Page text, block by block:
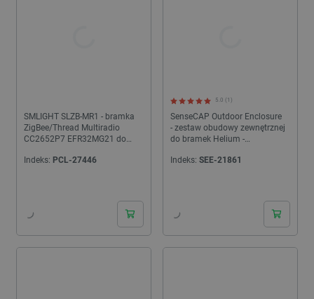
SMLIGHT SLZB-MR1 - bramka
ZigBee/Thread Multiradio
CC2652P7 EFR32MG21 do
Ethernet/PoE/USB/LAN/WiFi
Indeks: PCL-27446
SenseCAP Outdoor Enclosure
- zestaw obudowy zewnętrznej
do bramek Helium -
5.0 (1)
Indeks: SEE-21861